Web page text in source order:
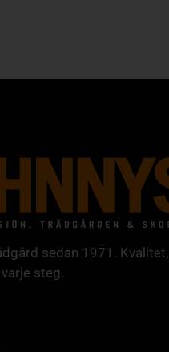
sedan 1971. Kvalitet,
steg.